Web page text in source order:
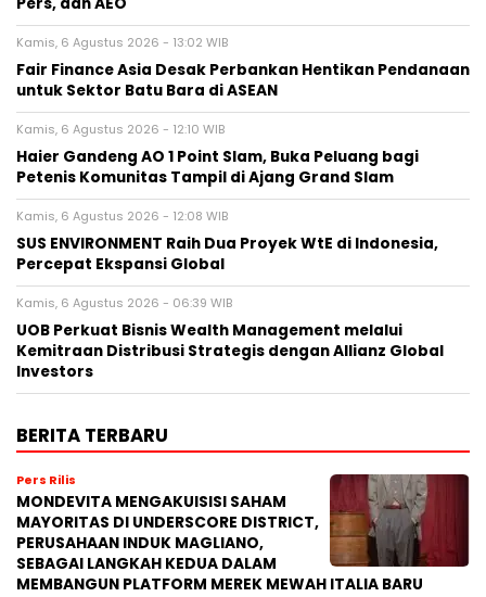
Kamis, 6 Agustus 2026 - 13:02 WIB
Fair Finance Asia Desak Perbankan Hentikan Pendanaan
untuk Sektor Batu Bara di ASEAN
Kamis, 6 Agustus 2026 - 12:10 WIB
Haier Gandeng AO 1 Point Slam, Buka Peluang bagi
Petenis Komunitas Tampil di Ajang Grand Slam
Kamis, 6 Agustus 2026 - 12:08 WIB
SUS ENVIRONMENT Raih Dua Proyek WtE di Indonesia,
Percepat Ekspansi Global
Kamis, 6 Agustus 2026 - 06:39 WIB
UOB Perkuat Bisnis Wealth Management melalui
Kemitraan Distribusi Strategis dengan Allianz Global
Investors
BERITA TERBARU
Pers Rilis
MONDEVITA MENGAKUISISI SAHAM
MAYORITAS DI UNDERSCORE DISTRICT,
PERUSAHAAN INDUK MAGLIANO,
SEBAGAI LANGKAH KEDUA DALAM
MEMBANGUN PLATFORM MEREK MEWAH ITALIA BARU